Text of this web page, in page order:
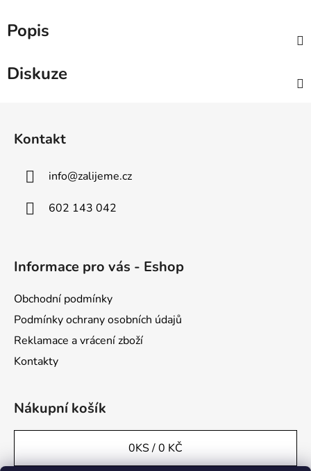
Popis
Diskuze
Kontakt
info@zalijeme.cz
602 143 042
Informace pro vás - Eshop
Obchodní podmínky
Podmínky ochrany osobních údajů
Reklamace a vrácení zboží
Kontakty
Nákupní košík
0KS /0 KČ